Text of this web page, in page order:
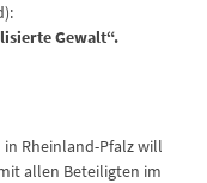
Gewalt“.
Rheinland-Pfalz will
allen Beteiligten im